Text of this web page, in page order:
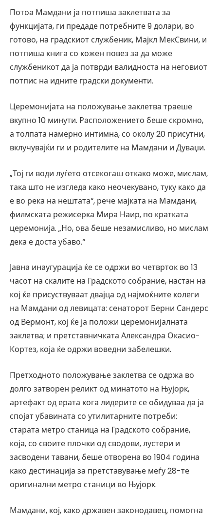
Потоа Мамдани ја потпиша заклетвата за
функцијата, ги предаде потребните 9 долари, во
готово, на градскиот службеник, Мајкл МекСвини, и
потпиша книга со кожен повез за да може
службеникот да ја потврди валидноста на неговиот
потпис на идните градски документи.
Церемонијата на положување заклетва траеше
вкупно 10 минути. Расположението беше скромно,
а толпата намерно интимна, со околу 20 присутни,
вклучувајќи ги и родителите на Мамдани и Дуваџи.
„Тој ги води луѓето отсекогаш откако може, мислам,
така што не изгледа како неочекувано, туку како да
е во река на нештата“, рече мајката на Мамдани,
филмската режисерка Мира Наир, по кратката
церемонија. „Но, ова беше незамисливо, но мислам
дека е доста убаво.“
Јавна инаугурација ќе се одржи во четврток во 13
часот на скалите на Градското собрание, настан на
кој ќе присуствуваат двајца од најмоќните колеги
на Мамдани од левицата: сенаторот Берни Сандерс
од Вермонт, кој ќе ја положи церемонијалната
заклетва; и претставничката Александра Окасио-
Кортез, која ќе одржи воведни забелешки.
Претходното положување заклетва се одржа во
долго затворен реликт од минатото на Њујорк,
артефакт од ерата кога лидерите се обидуваа да ја
спојат убавината со утилитарните потреби:
старата метро станица на Градското собрание,
која, со своите плочки од сводови, лустери и
засводени тавани, беше отворена во 1904 година
како дестинација за претставување меѓу 28-те
оригинални метро станици во Њујорк.
Мамдани, кој, како државен законодавец, помогна